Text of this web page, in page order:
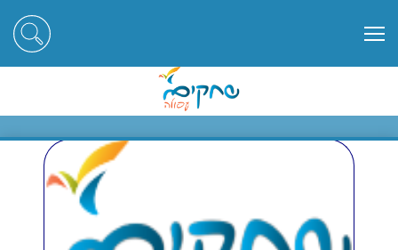
ג'ודו חרדים - אביאל - ג'ודו חרדים